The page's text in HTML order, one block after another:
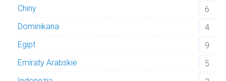
Chiny
6
Dominikana
4
Egipt
9
Emiraty Arabskie
5